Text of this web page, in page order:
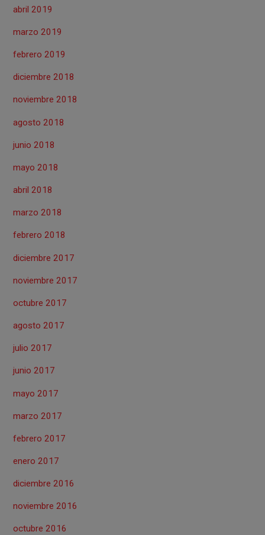
abril 2019
marzo 2019
febrero 2019
diciembre 2018
noviembre 2018
agosto 2018
junio 2018
mayo 2018
abril 2018
marzo 2018
febrero 2018
diciembre 2017
noviembre 2017
octubre 2017
agosto 2017
julio 2017
junio 2017
mayo 2017
marzo 2017
febrero 2017
enero 2017
diciembre 2016
noviembre 2016
octubre 2016